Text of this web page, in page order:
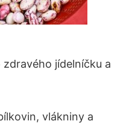
jídelníčku a
vlákniny a